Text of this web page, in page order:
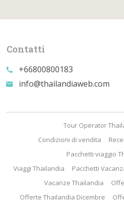
Contatti
call +66800800183
email info@thailandiaweb.com
Tour Operator
Condizioni di vendita
Pacchetti viaggio
Viaggi Thailandia
Pacchetti
Vacanze Thailandia
Offerte Thailandia Dicembre